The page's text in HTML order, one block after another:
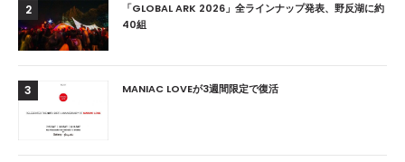
2
「GLOBAL ARK 2026」全ラインナップ発表、野反湖に約
40組
3 MANIAC LOVEが3週間限定で復活